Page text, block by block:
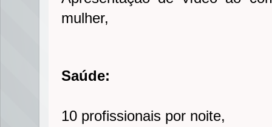
mulher,
Saúde:
10 profissionais por noite,